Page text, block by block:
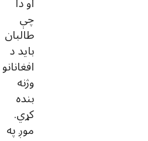
چې
طالبان
باید د
افغانانو
وژنه
بنده
کړي.
موږ په